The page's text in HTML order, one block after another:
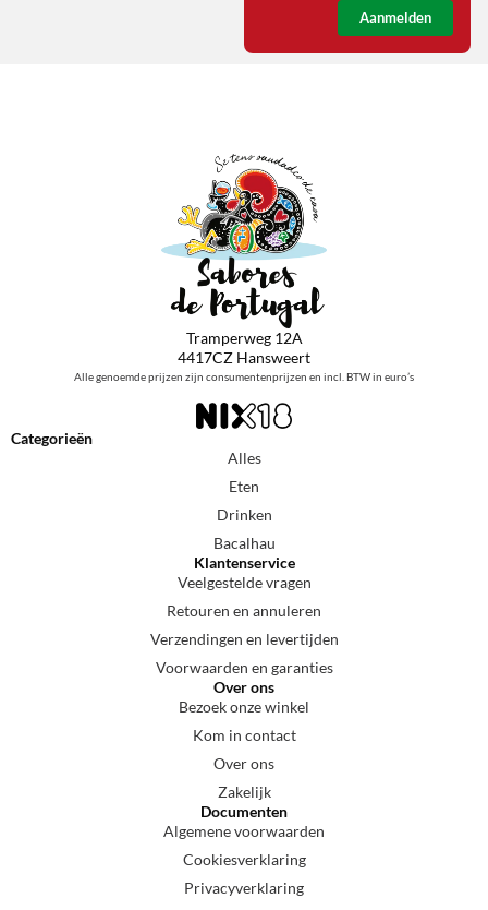
Aanmelden
Tramperweg 12A
4417CZ Hansweert
Alle genoemde prijzen zijn consumentenprijzen en incl. BTW in euro’s
Categorieën
Alles
Eten
Drinken
Bacalhau
Klantenservice
Veelgestelde vragen
Retouren en annuleren
Verzendingen en levertijden
Voorwaarden en garanties
Over ons
Bezoek onze winkel
Kom in contact
Over ons
Zakelijk
Documenten
Algemene voorwaarden
Cookiesverklaring
Privacyverklaring